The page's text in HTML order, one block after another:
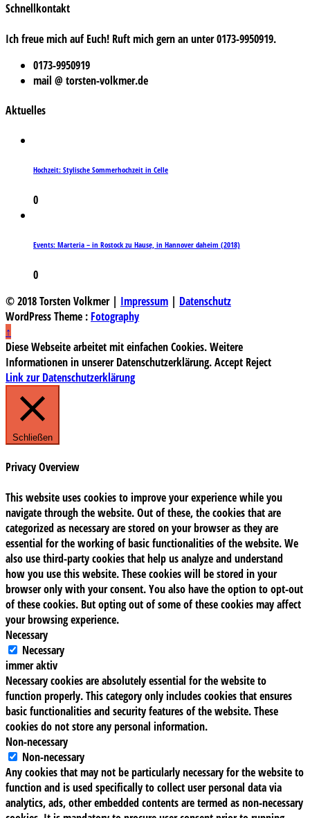
Schnellkontakt
Ich freue mich auf Euch! Ruft mich gern an unter 0173-9950919.
0173-9950919
mail @ torsten-volkmer.de
Aktuelles
Hochzeit: Stylische Sommerhochzeit in Celle
0
Events: Marteria – in Rostock zu Hause, in Hannover daheim (2018)
0
© 2018 Torsten Volkmer | Impressum | Datenschutz
WordPress Theme : Fotography
↑
Diese Webseite arbeitet mit einfachen Cookies. Weitere
Informationen in unserer Datenschutzerklärung.Accept Reject
Link zur Datenschutzerklärung
Schließen
Privacy Overview
This website uses cookies to improve your experience while you
navigate through the website. Out of these, the cookies that are
categorized as necessary are stored on your browser as they are
essential for the working of basic functionalities of the website. We
also use third-party cookies that help us analyze and understand
how you use this website. These cookies will be stored in your
browser only with your consent. You also have the option to opt-out
of these cookies. But opting out of some of these cookies may affect
your browsing experience.
Necessary
Necessary
immer aktiv
Necessary cookies are absolutely essential for the website to
function properly. This category only includes cookies that ensures
basic functionalities and security features of the website. These
cookies do not store any personal information.
Non-necessary
Non-necessary
Any cookies that may not be particularly necessary for the website to
function and is used specifically to collect user personal data via
analytics, ads, other embedded contents are termed as non-necessary